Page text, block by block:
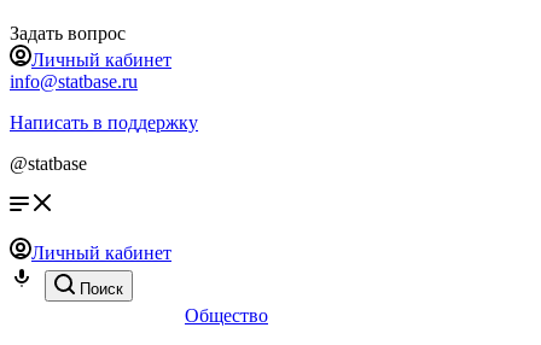
Задать вопрос
Личный кабинет
info@statbase.ru
Написать в поддержку
@statbase
Личный кабинет
Поиск
Общество